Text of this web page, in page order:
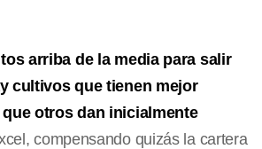
arriba de la media para salir
cultivos que tienen mejor
otros dan inicialmente
compensando quizás la cartera